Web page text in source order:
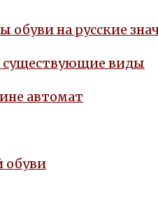
обуви на русские
существующие виды
автомат
обуви